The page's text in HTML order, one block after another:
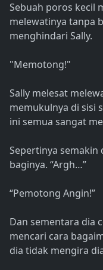
Sebuah poros kecil
melewatinya tanpa
menghindari Sally.
"Memotong!"
Sally melesat
memukulnya di sisi
ini semua sangat
Sepertinya
baginya. “Argh…”
“Pemotong Angin!”
Dan sementara dia
mencari cara
dia tidak mengira